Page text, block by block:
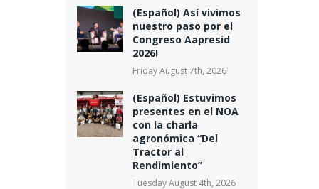
(Español) Así vivimos
nuestro paso por el
Congreso Aapresid
2026!
Friday August 7th, 2026
(Español) Estuvimos
presentes en el NOA
con la charla
agronómica “Del
Tractor al
Rendimiento”
Tuesday August 4th, 2026